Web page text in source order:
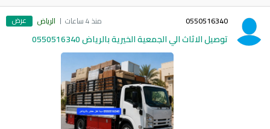
0550516340 منذ 4 ساعات الرياض عرض
توصيل الاثاث الي الجمعية الخيرية بالرياض 0550516340